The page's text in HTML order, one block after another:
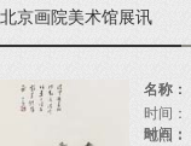
北京画院美术馆展讯
名称：
时间：
名称：
时间：
地点：
名称：
时间：